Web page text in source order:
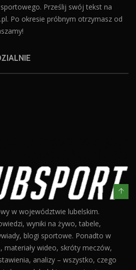
Prześlij swój tekst na
. Po okresie próbnym otrzymasz od
w województwie lubelskim.
wyniki na żywo, tabele,
blogi sportowe. Ponadto w
materiały wideo, skróty meczów,
analizy – wszystko, czego